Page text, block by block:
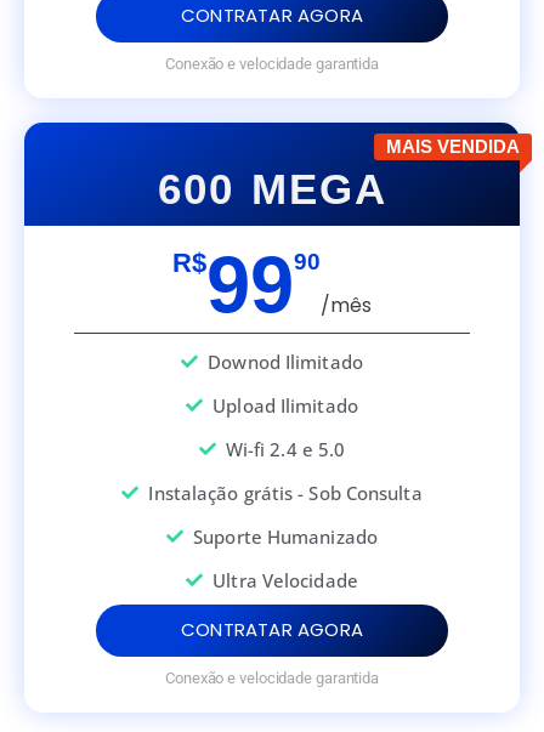
CONTRATAR AGORA
Conexão e velocidade garantida
600 MEGA
R$9990
/mês
Downod Ilimitado
Upload Ilimitado
Wi-fi 2.4 e 5.0
Instalação grátis - Sob Consulta
Suporte Humanizado
Ultra Velocidade
CONTRATAR AGORA
Conexão e velocidade garantida
MAIS VENDIDA